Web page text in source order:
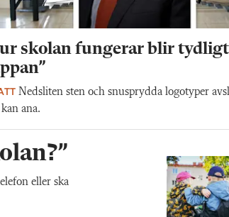
skolan fungerar blir
Nedsliten sten och snusprydda logotyper
ana.
eller ska